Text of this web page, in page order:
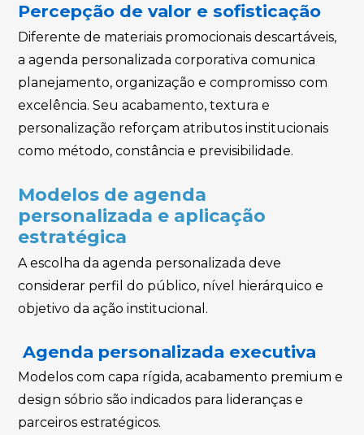
Percepção de valor e sofisticação
Diferente de materiais promocionais descartáveis,
a agenda personalizada corporativa comunica
planejamento, organização e compromisso com
excelência. Seu acabamento, textura e
personalização reforçam atributos institucionais
como método, constância e previsibilidade.
Modelos de agenda
personalizada e aplicação
estratégica
A escolha da agenda personalizada deve
considerar perfil do público, nível hierárquico e
objetivo da ação institucional.
Agenda personalizada executiva
Modelos com capa rígida, acabamento premium e
design sóbrio são indicados para lideranças e
parceiros estratégicos.